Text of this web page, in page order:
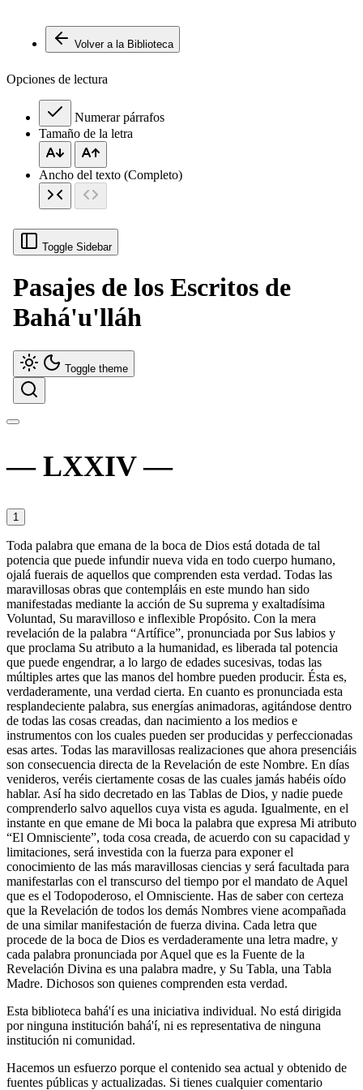
Volver a la Biblioteca
Opciones de lectura
Numerar párrafos
Tamaño de la letra
Ancho del texto (Completo)
Toggle Sidebar
Pasajes de los Escritos de
Bahá'u'lláh
Toggle theme
LXXIV
1
Toda palabra que emana de la boca de Dios está dotada de tal
potencia que puede infundir nueva vida en todo cuerpo humano,
ojalá fuerais de aquellos que comprenden esta verdad. Todas las
maravillosas obras que contempláis en este mundo han sido
manifestadas mediante la acción de Su suprema y exaltadísima
Voluntad, Su maravilloso e inflexible Propósito. Con la mera
revelación de la palabra “Artífice”, pronunciada por Sus labios y
que proclama Su atributo a la humanidad, es liberada tal potencia
que puede engendrar, a lo largo de edades sucesivas, todas las
múltiples artes que las manos del hombre pueden producir. Ésta es,
verdaderamente, una verdad cierta. En cuanto es pronunciada esta
resplandeciente palabra, sus energías animadoras, agitándose dentro
de todas las cosas creadas, dan nacimiento a los medios e
instrumentos con los cuales pueden ser producidas y perfeccionadas
esas artes. Todas las maravillosas realizaciones que ahora presenciáis
son consecuencia directa de la Revelación de este Nombre. En días
venideros, veréis ciertamente cosas de las cuales jamás habéis oído
hablar. Así ha sido decretado en las Tablas de Dios, y nadie puede
comprenderlo salvo aquellos cuya vista es aguda. Igualmente, en el
instante en que emane de Mi boca la palabra que expresa Mi atributo
“El Omnisciente”, toda cosa creada, de acuerdo con su capacidad y
limitaciones, será investida con la fuerza para exponer el
conocimiento de las más maravillosas ciencias y será facultada para
manifestarlas con el transcurso del tiempo por el mandato de Aquel
que es el Todopoderoso, el Omnisciente. Has de saber con certeza
que la Revelación de todos los demás Nombres viene acompañada
de una similar manifestación de fuerza divina. Cada letra que
procede de la boca de Dios es verdaderamente una letra madre, y
cada palabra pronunciada por Aquel que es la Fuente de la
Revelación Divina es una palabra madre, y Su Tabla, una Tabla
Madre. Dichosos son quienes comprenden esta verdad.
Esta biblioteca bahá'í es una iniciativa individual. No está dirigida
por ninguna institución bahá'í, ni es representativa de ninguna
institución ni comunidad.
Hacemos un esfuerzo porque el contenido sea actual y obtenido de
fuentes públicas y actualizadas. Si tienes cualquier comentario